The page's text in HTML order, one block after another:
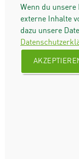
Wenn du unsere
externe Inhalte
dazu unsere